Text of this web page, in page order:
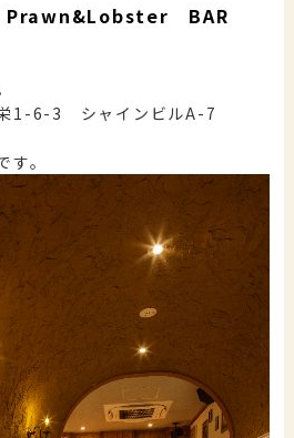
/ Prawn&Lobster BAR
1-6-3 シャインビルA-7
。